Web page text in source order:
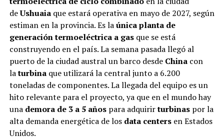
deUshuaiaque estará operativa en mayo de 2027, según
estiman en la provincia. Es laúnica planta de
generación termoeléctrica a gasque se está
construyendo en el país. La semana pasada llegó al
puerto de la ciudad austral un barco desde Chinacon
laturbinaque utilizará la central junto a 6.200
toneladas de componentes. La llegada del equipo es un
hito relevante para el proyecto, ya que en el mundo hay
una demora de 3 a 5 añospara adquirirturbinaspor la
alta demanda energética de los data centersen Estados
Unidos.